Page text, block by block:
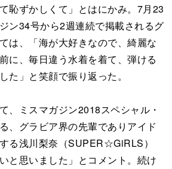
恥ずかしくて」とはにかみ。7月23
ン34号から2週連続で掲載されるグ
は、「海が大好きなので、綺麗な
に、毎日違う水着を着て、弾ける
た」と笑顔で振り返った。
、ミスマガジン2018スペシャル・
、グラビア界の先輩でありアイド
る浅川梨奈（SUPER☆GiRLS）
と思いました」とコメント。続け